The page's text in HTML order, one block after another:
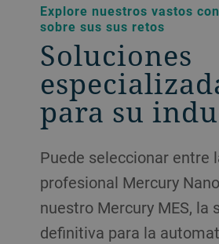
Explore nuestros vastos
sobre sus sus retos
Soluciones
para su
Puede seleccionar entre
profesional Mercury
nuestro Mercury MES, la
definitiva para la